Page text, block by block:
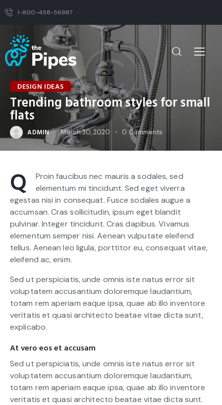
1-800-458-56987
DESIGN IDEAS
Trending bathroom styles for small
flats
ADMIN March 30, 2020 0 Comments
Q
Proin faucibus nec mauris a sodales, sed
elementum mi tincidunt. Sed eget viverra
egestas nisi in consequat. Fusce sodales augue a
accumsan. Cras sollicitudin, ipsum eget blandit
pulvinar. Integer tincidunt. Cras dapibus. Vivamus
elementum semper nisi. Aenean vulputate eleifend
tellus. Aenean leo ligula, porttitor eu, consequat vitae,
eleifend ac, enim.
Sed ut perspiciatis, unde omnis iste natus error sit
voluptatem accusantium doloremque laudantium,
totam rem aperiam eaque ipsa, quae ab illo inventore
veritatis et quasi architecto beatae vitae dicta sunt,
explicabo.
At vero eos et accusam
Sed ut perspiciatis, unde omnis iste natus error sit
voluptatem accusantium doloremque laudantium,
totam rem aperiam eaque ipsa, quae ab illo inventore
veritatis et quasi architecto beatae vitae dicta sunt.